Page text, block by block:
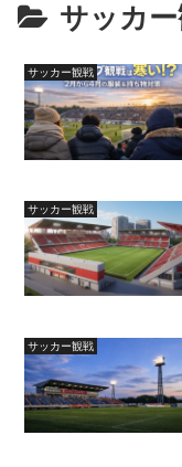
サッカ
サッカー観戦
サッカー観戦
サッカー観戦